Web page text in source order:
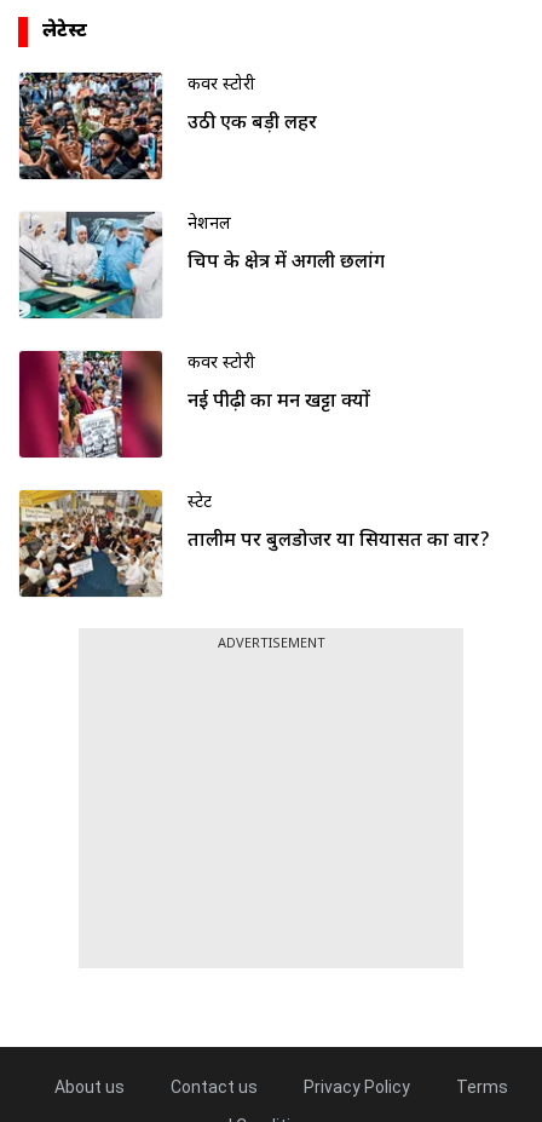
लेटेस्ट
कवर स्टोरी
उठी एक बड़ी लहर
नेशनल
चिप के क्षेत्र में अगली छलांग
कवर स्टोरी
नई पीढ़ी का मन खट्टा क्यों
स्टेट
तालीम पर बुलडोजर या सियासत का वार?
ADVERTISEMENT
About us Contact us Privacy Policy
Terms